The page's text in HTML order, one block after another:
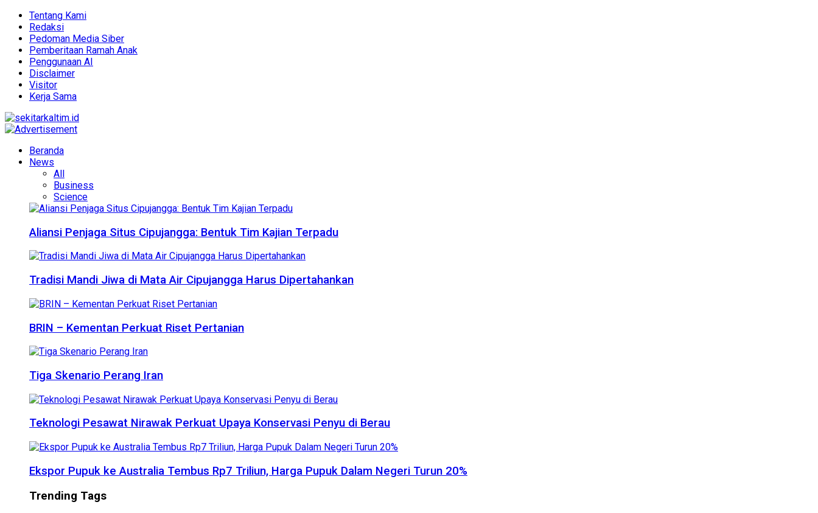
Tentang Kami
Redaksi
Pedoman Media Siber
Pemberitaan Ramah Anak
Penggunaan AI
Disclaimer
Visitor
Kerja Sama
Beranda
News
All
Business
Science
Aliansi Penjaga Situs Cipujangga: Bentuk Tim Kajian Terpadu
Tradisi Mandi Jiwa di Mata Air Cipujangga Harus Dipertahankan
BRIN – Kementan Perkuat Riset Pertanian
Tiga Skenario Perang Iran
Teknologi Pesawat Nirawak Perkuat Upaya Konservasi Penyu di Berau
Ekspor Pupuk ke Australia Tembus Rp7 Triliun, Harga Pupuk Dalam Negeri Turun 20%
Trending Tags